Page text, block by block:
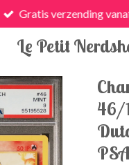
Le Petit
Gratis verzending
46/
PSA